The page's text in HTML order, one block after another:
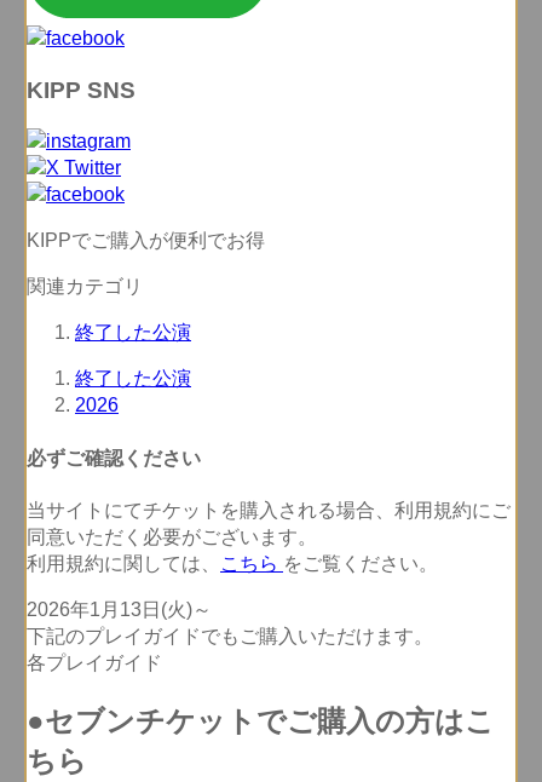
KIPP SNS
KIPPでご購入が便利でお得
関連カテゴリ
終了した公演
終了した公演
2026
必ずご確認ください
当サイトにてチケットを購入される場合、 利用規約にご
同意いただく必要がございます。
利用規約に関しては、
こちら をご覧ください。
2026年1月13日(火)～
下記のプレイガイドでもご購入いただけます。
各プレイガイド
●セブンチケットでご購入の方はこ
ちら